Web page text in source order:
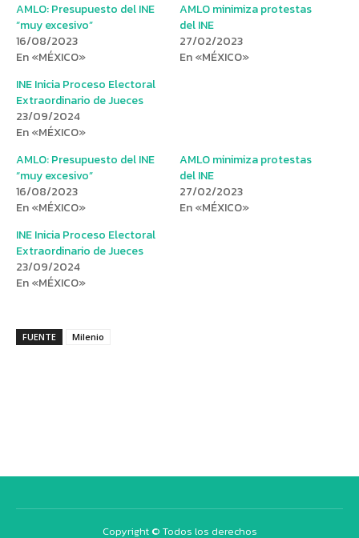
AMLO: Presupuesto del INE
“muy excesivo”
16/08/2023
En «MÉXICO»
AMLO minimiza protestas
del INE
27/02/2023
En «MÉXICO»
INE Inicia Proceso Electoral
Extraordinario de Jueces
23/09/2024
En «MÉXICO»
AMLO: Presupuesto del INE
“muy excesivo”
16/08/2023
En «MÉXICO»
AMLO minimiza protestas
del INE
27/02/2023
En «MÉXICO»
INE Inicia Proceso Electoral
Extraordinario de Jueces
23/09/2024
En «MÉXICO»
FUENTE Milenio
Copyright © Todos los derechos